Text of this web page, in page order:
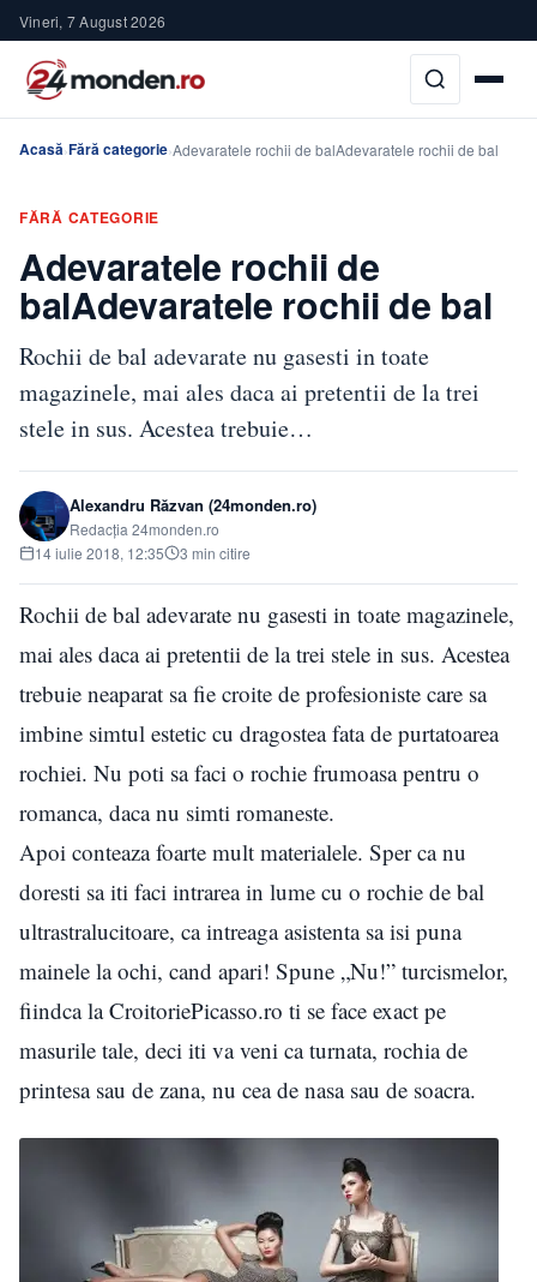
Vineri, 7 August 2026
Acasă›Fără categorie›Adevaratele rochii de balAdevaratele rochii de bal
FĂRĂ CATEGORIE
Adevaratele rochii de
balAdevaratele rochii de bal
Rochii de bal adevarate nu gasesti in toate
magazinele, mai ales daca ai pretentii de la trei
stele in sus. Acestea trebuie…
Alexandru Răzvan (24monden.ro)
Redacția 24monden.ro
14 iulie 2018, 12:35
3 min citire
Rochii de bal adevarate nu gasesti in toate magazinele,
mai ales daca ai pretentii de la trei stele in sus. Acestea
trebuie neaparat sa fie croite de profesioniste care sa
imbine simtul estetic cu dragostea fata de purtatoarea
rochiei. Nu poti sa faci o rochie frumoasa pentru o
romanca, daca nu simti romaneste.
Apoi conteaza foarte mult materialele. Sper ca nu
doresti sa iti faci intrarea in lume cu o rochie de bal
ultrastralucitoare, ca intreaga asistenta sa isi puna
mainele la ochi, cand apari! Spune „Nu!” turcismelor,
fiindca la CroitoriePicasso.ro ti se face exact pe
masurile tale, deci iti va veni ca turnata, rochia de
printesa sau de zana, nu cea de nasa sau de soacra.